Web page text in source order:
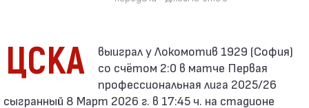
ЦСКА
со счётом 2:0 в матче Первая
профессиональная лига 2025/26
сыгранный 8 Март 2026 г. в 17:45 ч. на стадионе